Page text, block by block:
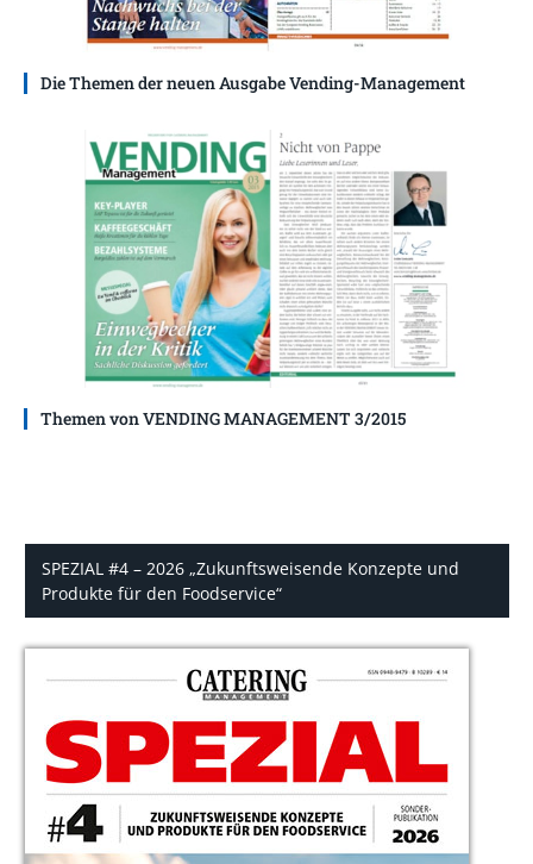
Die Themen der neuen Ausgabe Vending-Management
Themen von VENDING MANAGEMENT 3/2015
SPEZIAL #4 – 2026 „Zukunftsweisende Konzepte und
Produkte für den Foodservice“